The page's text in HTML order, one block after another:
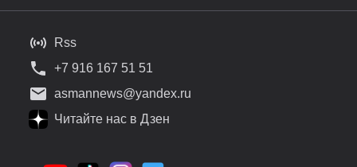
Rss
+7 916 167 51 51
asmannews@yandex.ru
Читайте нас в Дзен